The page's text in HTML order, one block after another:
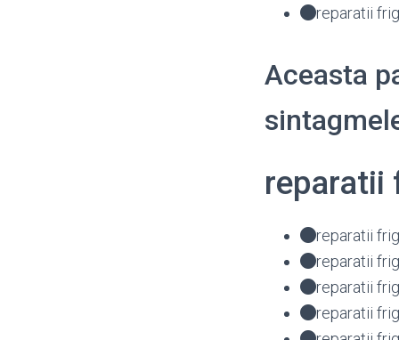
reparatii
Aceasta
reparatii
reparatii
reparatii
reparatii
reparatii